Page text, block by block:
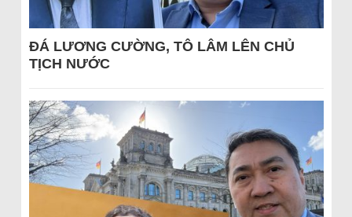
ĐÁ LƯƠNG CƯỜNG, TÔ LÂM LÊN CHỦ
TỊCH NƯỚC